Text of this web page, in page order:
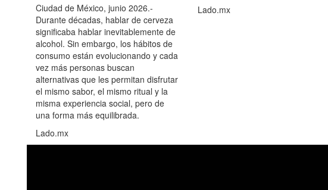
Ciudad de México, junio 2026.-
Durante décadas, hablar de cerveza
significaba hablar inevitablemente de
alcohol. Sin embargo, los hábitos de
consumo están evolucionando y cada
vez más personas buscan
alternativas que les permitan disfrutar
el mismo sabor, el mismo ritual y la
misma experiencia social, pero de
una forma más equilibrada.
Lado.mx
Lado.mx